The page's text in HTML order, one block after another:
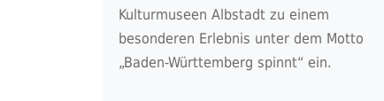
Kulturmuseen Albstadt zu einem
besonderen Erlebnis unter dem Motto
„Baden-Württemberg spinnt“ ein.